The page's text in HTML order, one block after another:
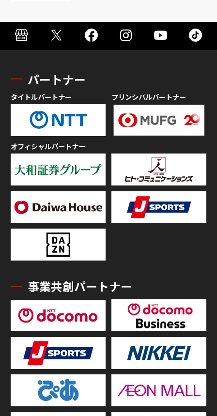
パートナー
タイトルパートナー プリンシパルパートナー
オフィシャルパートナー
事業共創パートナー